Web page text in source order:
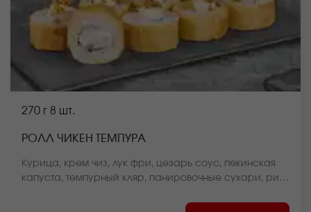
270 г 8 шт.
РОЛЛ ЧИКЕН ТЕМПУРА
Курица, крем чиз, лук фри, цезарь соус, пекинская
капуста, темпурный кляр, панировочные сухари, рис,